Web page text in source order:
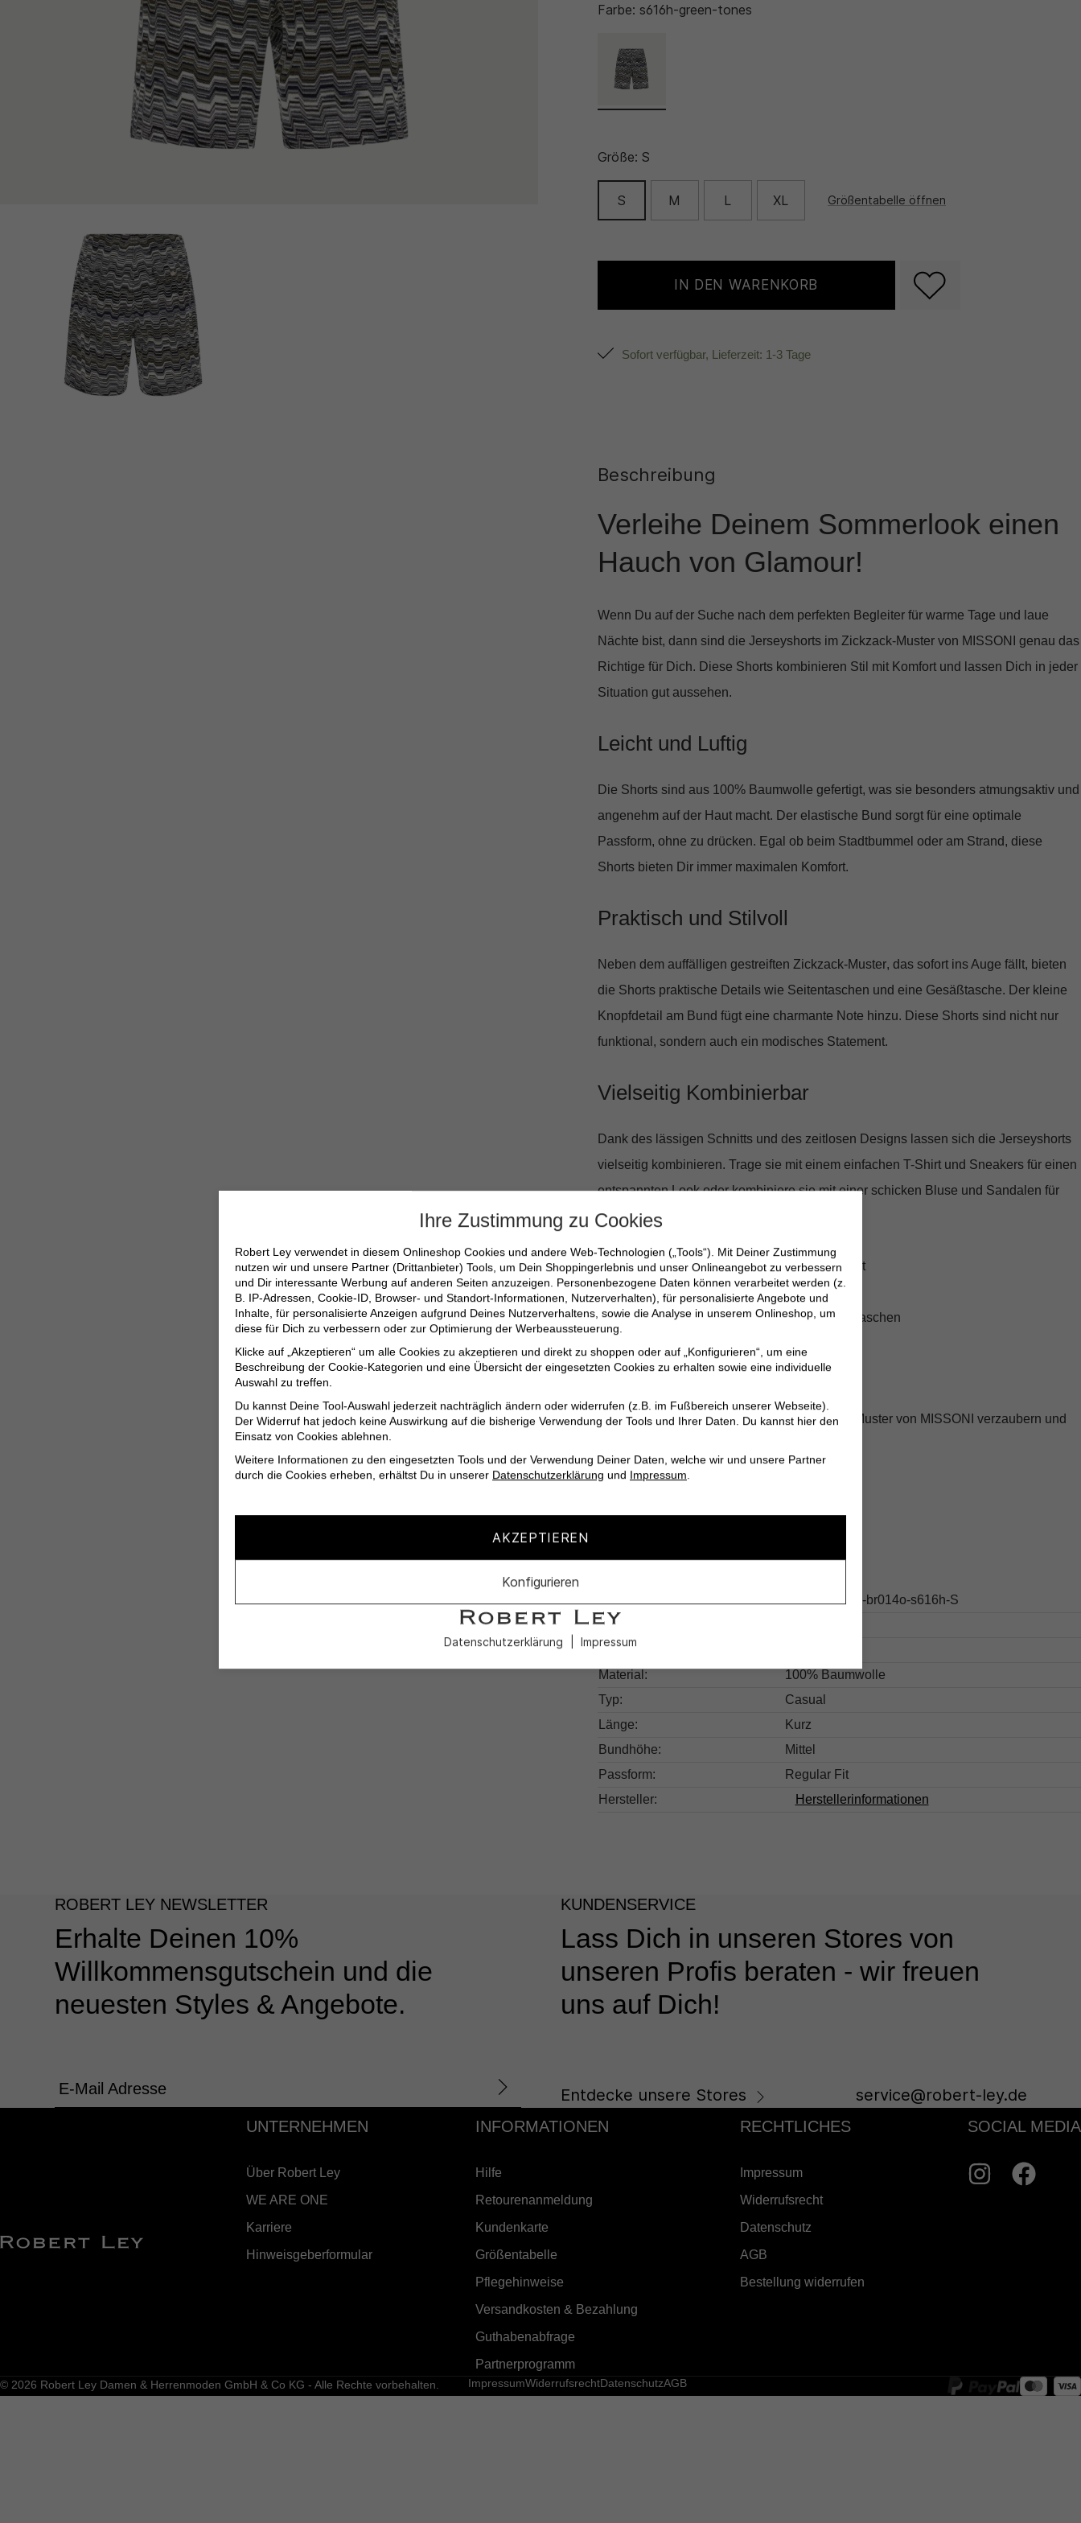
Farbe: s616h-green-tones
Größe: S
S M L XL Größentabelle öffnen
IN DEN WARENKORB
Sofort verfügbar, Lieferzeit: 1-3 Tage
Beschreibung
Verleihe Deinem Sommerlook einen
Hauch von Glamour!
Wenn Du auf der Suche nach dem perfekten Begleiter für warme Tage und laue
Nächte bist, dann sind die Jerseyshorts im Zickzack-Mustervon MISSONI genau das
Richtige für Dich. Diese Shorts kombinieren Stil mit Komfort und lassen Dich in jeder
Situation gut aussehen.
Leicht und Luftig
Die Shorts sind aus 100% Baumwolle gefertigt, was sie besonders atmungsaktiv und
angenehm auf der Haut macht. Der elastische Bund sorgt für eine optimale
Passform, ohne zu drücken. Egal ob beim Stadtbummel oder am Strand, diese
Shorts bieten Dir immer maximalen Komfort.
Praktisch und Stilvoll
Neben dem auffälligen gestreiften Zickzack-Muster, das sofort ins Auge fällt, bieten
die Shorts praktische Details wie Seitentaschen und eine Gesäßtasche. Der kleine
Knopfdetail am Bund fügt eine charmante Note hinzu. Diese Shorts sind nicht nur
funktional, sondern auch ein modisches Statement.
Vielseitig Kombinierbar
Dank des lässigen Schnitts und des zeitlosen Designs lassen sich die Jerseyshorts
vielseitig kombinieren. Trage sie mit einem einfachen T-Shirt und Sneakers für einen
entspannten Look oder kombiniere sie mit einer schicken Bluse und Sandalen für
einen Abendessen am Strand.
100% Baumwolle für höchsten Tragekomfort
Elastischer Bund für eine flexible Passform
Stilvolles Zickzack-Muster und praktische Taschen
Perfekt für jede Gelegenheit
Lass Dich von den Jerseyshorts im Zickzack-Muster von MISSONI verzaubern und
Produktdetails
217.us26si05-br014o-s616h-S
Farben:
Muster:
Material:
100% Baumwolle
Typ:
Casual
Länge:
Kurz
Bundhöhe:
Mittel
Passform:
Regular Fit
Hersteller:
Herstellerinformationen
ROBERT LEY NEWSLETTER
Erhalte Deinen 10%
Willkommensgutschein und die
neuesten Styles & Angebote.
E-Mail Adresse
KUNDENSERVICE
Lass Dich in unseren Stores von
unseren Profis beraten - wir freuen
uns auf Dich!
Entdecke unsere Stores service@robert-ley.de
UNTERNEHMEN
Über Robert Ley
WE ARE ONE
Karriere
Hinweisgeberformular
INFORMATIONEN
Hilfe
Retourenanmeldung
Kundenkarte
Größentabelle
Pflegehinweise
Versandkosten & Bezahlung
Guthabenabfrage
Partnerprogramm
RECHTLICHES
Impressum
Widerrufsrecht
Datenschutz
AGB
Bestellung widerrufen
SOCIAL MEDIA
© 2026 Robert Ley Damen & Herrenmoden GmbH & Co KG - Alle Rechte vorbehalten. ImpressumWiderrufsrechtDatenschutzAGB
Ihre Zustimmung zu Cookies
Robert Ley verwendet in diesem Onlineshop Cookies und andere Web-Technologien („Tools“). Mit Deiner Zustimmung
nutzen wir und unsere Partner (Drittanbieter) Tools, um Dein Shoppingerlebnis und unser Onlineangebot zu verbessern
und Dir interessante Werbung auf anderen Seiten anzuzeigen. Personenbezogene Daten können verarbeitet werden (z.
B. IP-Adressen, Cookie-ID, Browser- und Standort-Informationen, Nutzerverhalten), für personalisierte Angebote und
Inhalte, für personalisierte Anzeigen aufgrund Deines Nutzerverhaltens, sowie die Analyse in unserem Onlineshop, um
diese für Dich zu verbessern oder zur Optimierung der Werbeaussteuerung.
Klicke auf „Akzeptieren“ um alle Cookies zu akzeptieren und direkt zu shoppen oder auf „Konfigurieren“, um eine
Beschreibung der Cookie-Kategorien und eine Übersicht der eingesetzten Cookies zu erhalten sowie eine individuelle
Auswahl zu treffen.
Du kannst Deine Tool-Auswahl jederzeit nachträglich ändern oder widerrufen (z.B. im Fußbereich unserer Webseite).
Der Widerruf hat jedoch keine Auswirkung auf die bisherige Verwendung der Tools und Ihrer Daten. Du kannst hier den
Einsatz von Cookies ablehnen.
Weitere Informationen zu den eingesetzten Tools und der Verwendung Deiner Daten, welche wir und unsere Partner
durch die Cookies erheben, erhältst Du in unserer Datenschutzerklärung und Impressum.
AKZEPTIEREN
Konfigurieren
Datenschutzerklärung Impressum